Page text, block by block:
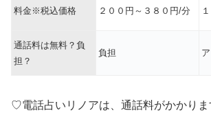
料金※税込価格 ２００円～３８０円/分
通話料は無料？負
担？
負担
♡電話占いリノアは、通話料がかかりま